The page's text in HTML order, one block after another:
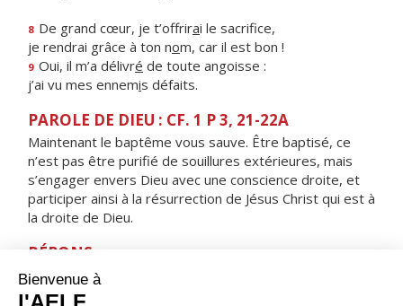
8 De grand cœur, je t’offrirai le sacrifice,
je rendrai grâce à ton nom, car il est bon !
9 Oui, il m’a délivré de toute angoisse :
j’ai vu mes ennemis défaits.
PAROLE DE DIEU : CF. 1 P 3, 21-22A
Maintenant le baptême vous sauve. Être baptisé, ce
n’est pas être purifié de souillures extérieures, mais
s’engager envers Dieu avec une conscience droite, et
participer ainsi à la résurrection de Jésus Christ qui est à
la droite de Dieu.
RÉPONS
V/Les disciples furent remplis de joie, alléluia,
à la vue du Seigneur, alléluia.